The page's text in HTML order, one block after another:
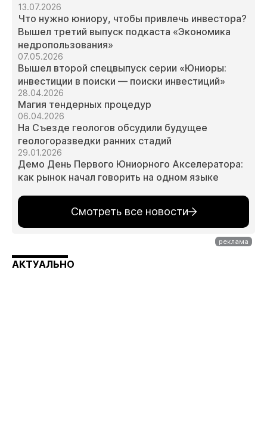
13.07.2026
Что нужно юниору, чтобы привлечь инвестора?
Вышел третий выпуск подкаста «Экономика
недропользования»
07.05.2026
Вышел второй спецвыпуск серии «Юниоры:
инвестиции в поиски — поиски инвестиций»
28.04.2026
Магия тендерных процедур
06.04.2026
На Съезде геологов обсудили будущее
геологоразведки ранних стадий
29.01.2026
Демо День Первого Юниорного Акселератора:
как рынок начал говорить на одном языке
Смотреть все новости
АКТУАЛЬНО